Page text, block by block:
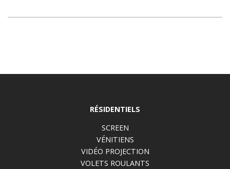
RÉSIDENTIELS
SCREEN
VÉNITIENS
VIDÉO PROJECTION
VOLETS ROULANTS